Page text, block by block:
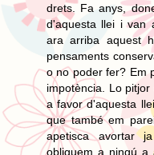
drets. Fa anys,
d'aquesta llei i van
ara arriba aquest
pensaments
o no poder fer? Em
impotència. Lo
a favor d'aquesta
que també em
apetisca avortar
obliguem a ningú a